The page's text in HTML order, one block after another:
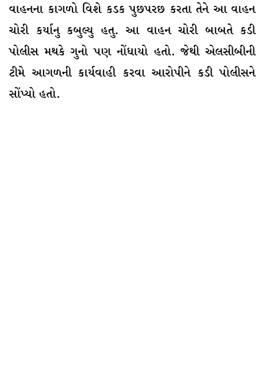
વાહનના કાગળો વિશે કડક પુછપરછ કરતા તેને આ વાહન
ચોરી કર્યાનુ કબુલ્યુ હતુ. આ વાહન ચોરી બાબતે કડી
પોલીસ મથકે ગુનો પણ નોંધાયો હતો. જેથી એલસીબીની
ટીમે આગળની કાર્યવાહી કરવા આરોપીને કડી પોલીસને
સોંપ્યો હતો.